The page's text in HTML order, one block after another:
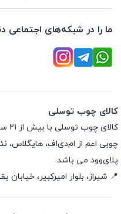
ما را در شبکه‌های اجتماعی
کالای چوب توسلی
چوبی اعم از ام‌دی‌اف، هایگلاس،
پلای‌وود می باشد.
📍 شیراز، بلوار امیرکبیر، خیابان